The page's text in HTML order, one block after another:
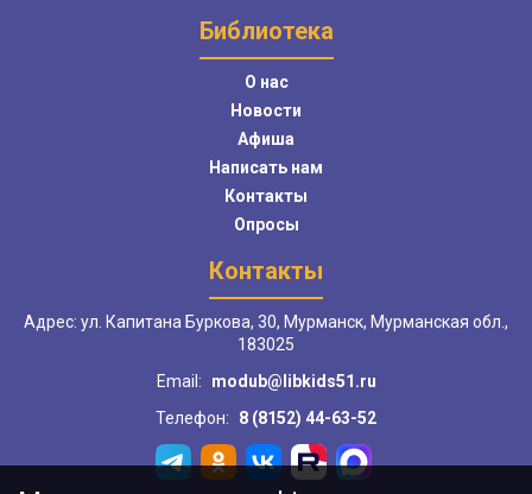
Библиотека
О нас
Новости
Афиша
Написать нам
Контакты
Опросы
Контакты
Адрес: ул. Капитана Буркова, 30, Мурманск, Мурманская обл.,
183025
Email:
modub@libkids51.ru
Телефон:
8 (8152) 44-63-52